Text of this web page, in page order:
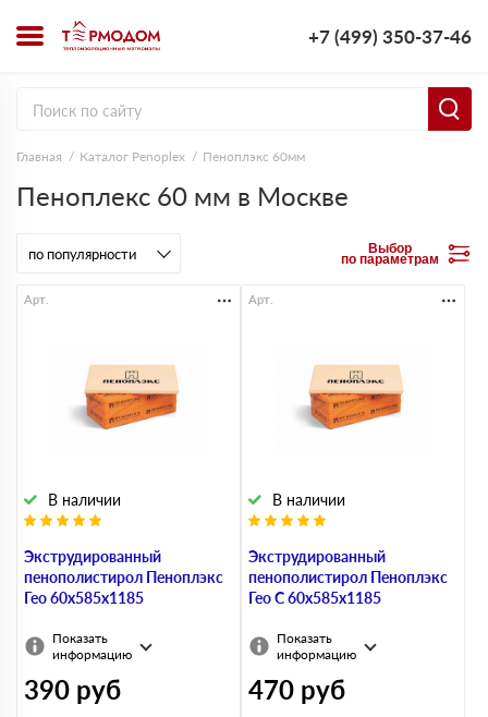
+7 (499) 350-37-46
Главная Каталог Penoplex Пеноплэкс 60мм
Пеноплекс 60 мм в Москве
Выбор
по параметрам
Экструдированный
пенополистирол Пеноплэкс
Гео 60х585х1185
В наличии
Арт.
Показать
информацию
390 руб
Экструдированный
пенополистирол Пеноплэкс
Гео С 60х585х1185
В наличии
Арт.
Показать
информацию
470 руб